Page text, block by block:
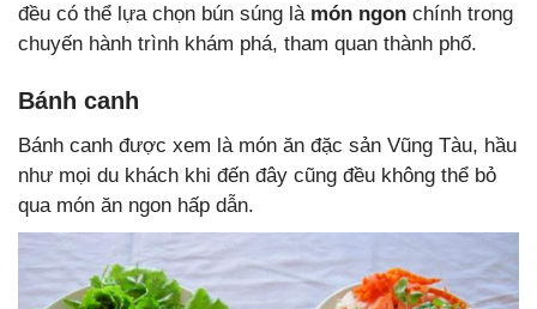
đều có thể lựa chọn bún súng là món ngon chính trong
chuyến hành trình khám phá, tham quan thành phố.
Bánh canh
Bánh canh được xem là món ăn đặc sản Vũng Tàu, hầu
như mọi du khách khi đến đây cũng đều không thể bỏ
qua món ăn ngon hấp dẫn.